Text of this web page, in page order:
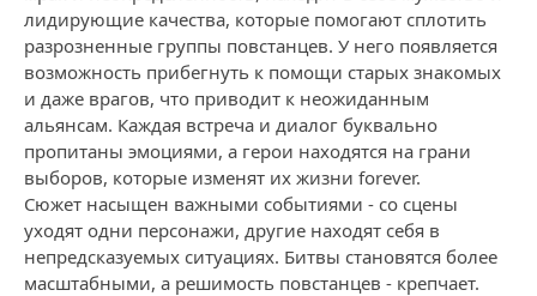
лидирующие качества, которые помогают сплотить
разрозненные группы повстанцев. У него появляется
возможность прибегнуть к помощи старых знакомых
и даже врагов, что приводит к неожиданным
альянсам. Каждая встреча и диалог буквально
пропитаны эмоциями, а герои находятся на грани
выборов, которые изменят их жизни forever.
Сюжет насыщен важными событиями - со сцены
уходят одни персонажи, другие находят себя в
непредсказуемых ситуациях. Битвы становятся более
масштабными, а решимость повстанцев - крепчает.